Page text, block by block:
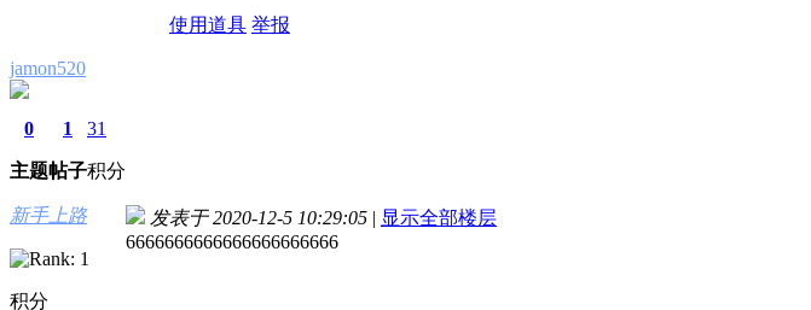
使用道具 举报
jamon520
0
主题
1
帖子
31
积分
新手上路
积分
发表于 2020-12-5 10:29:05 | 显示全部楼层
6666666666666666666666